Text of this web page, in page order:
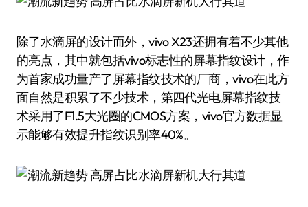
除了水滴屏的设计而外，vivo X23还拥有着不少其他
的亮点，其中就包括vivo标志性的屏幕指纹设计，作
为首家成功量产了屏幕指纹技术的厂商，vivo在此方
面自然是积累了不少技术，第四代光电屏幕指纹技
术采用了F1.5大光圈的CMOS方案，vivo官方数据显
示能够有效提升指纹识别率40%。